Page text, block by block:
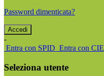
Password dimenticata?
-
Entra con SPID Entra con CIE
Seleziona utente